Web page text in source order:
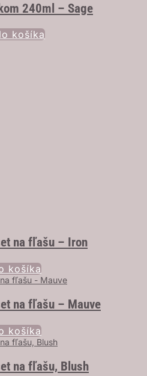
240ml – Sage
košíka
na fľašu – Iron
košíka
na fľašu – Mauve
košíka
na fľašu, Blush